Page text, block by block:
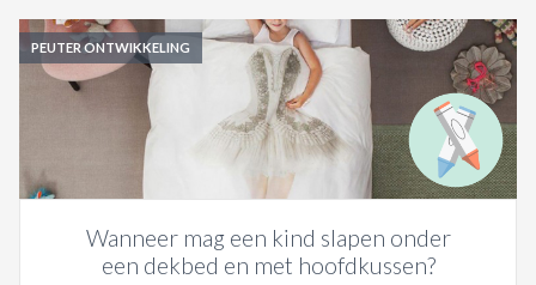
PEUTER ONTWIKKELING
Wanneer mag een kind slapen onder
een dekbed en met hoofdkussen?